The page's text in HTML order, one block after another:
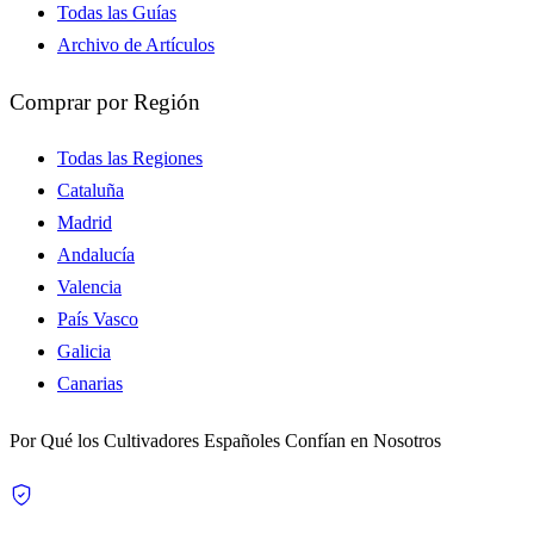
Todas las Guías
Archivo de Artículos
Comprar por Región
Todas las Regiones
Cataluña
Madrid
Andalucía
Valencia
País Vasco
Galicia
Canarias
Por Qué los Cultivadores Españoles Confían en Nosotros